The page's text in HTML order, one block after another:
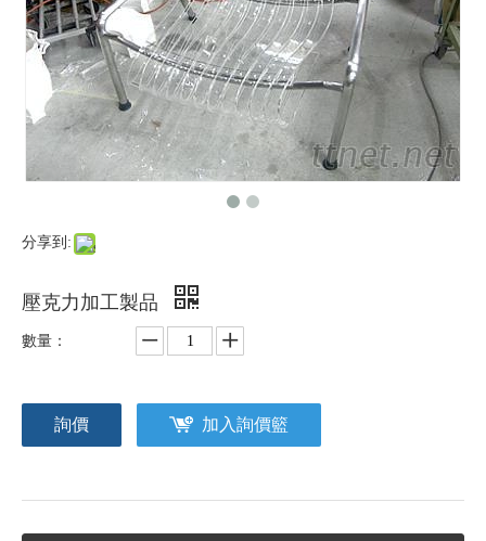
分享到:
壓克力加工製品
數量：
詢價 加入詢價籃